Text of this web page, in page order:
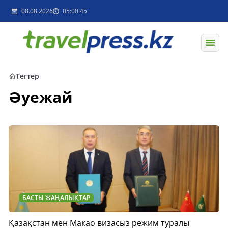
08.08.2026 05:00:45
Тегтер
Әуежай
БАСТЫ ЖАҢАЛЫҚТАР
Қазақстан мен Макао визасыз режим туралы